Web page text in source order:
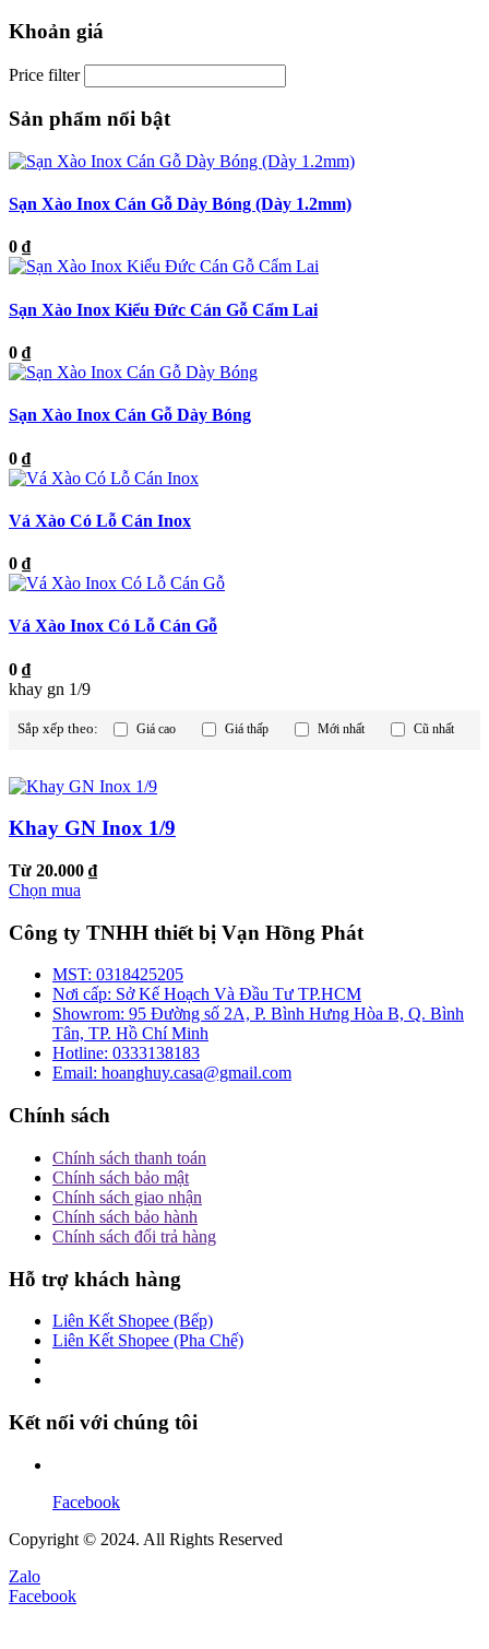
Khoản giá
Price filter
Sản phẩm nổi bật
Sạn Xào Inox Cán Gỗ Dày Bóng (Dày 1.2mm)
0 ₫
Sạn Xào Inox Kiểu Đức Cán Gỗ Cẩm Lai
0 ₫
Sạn Xào Inox Cán Gỗ Dày Bóng
0 ₫
Vá Xào Có Lỗ Cán Inox
0 ₫
Vá Xào Inox Có Lỗ Cán Gỗ
0 ₫
khay gn 1/9
Sắp xếp theo: Giá cao Giá thấp Mới nhất Cũ nhất
Khay GN Inox 1/9
Từ 20.000 ₫
Chọn mua
Công ty TNHH thiết bị Vạn Hồng Phát
MST: 0318425205
Nơi cấp: Sở Kế Hoạch Và Đầu Tư TP.HCM
Showrom: 95 Đường số 2A, P. Bình Hưng Hòa B, Q. Bình
Tân, TP. Hồ Chí Minh
Hotline: 0333138183
Email: hoanghuy.casa@gmail.com
Chính sách
Chính sách thanh toán
Chính sách bảo mật
Chính sách giao nhận
Chính sách bảo hành
Chính sách đổi trả hàng
Hỗ trợ khách hàng
Liên Kết Shopee (Bếp)
Liên Kết Shopee (Pha Chế)
Kết nối với chúng tôi
Facebook
Copyright © 2024. All Rights Reserved
Zalo
Facebook